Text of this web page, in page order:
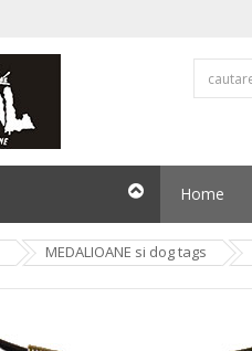
Home
MEDALIOANE si dog tags